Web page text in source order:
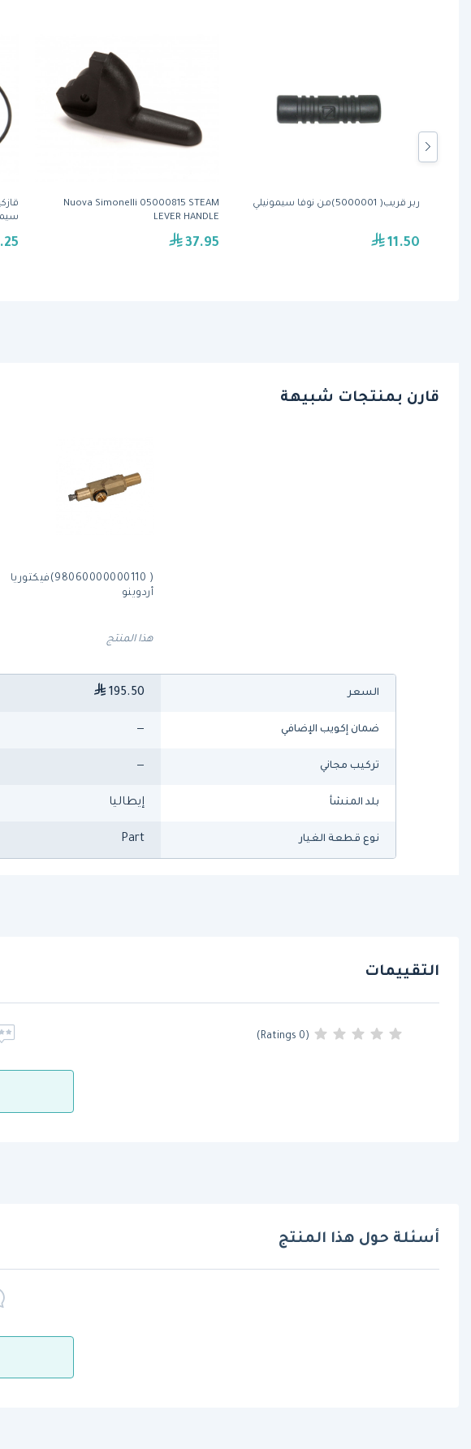
Nuova Simonelli 05000815 STEAM
LEVER HANDLE
37.95
ربر قريب( 5000001)من نوفا سيمونيلي
11.50
قارن بمنتجات شبيهة
( 98060000000110)فيكتوريا
أردوينو
هذا المنتج
السعر 195.50
ضمان إكويب الإضافي —
تركيب مجاني —
بلد المنشأ إيطاليا
نوع قطعة الغيار Part
التقييمات
(0 Ratings)
أسئلة حول هذا المنتج